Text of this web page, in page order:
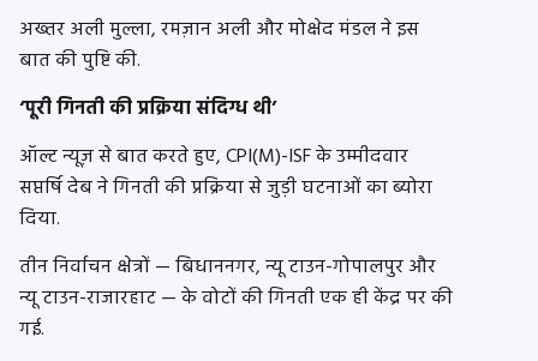
अख्तर अली मुल्ला, रमज़ान अली और मोक्षेद मंडल ने इस
बात की पुष्टि की.
‘पूरी गिनती की प्रक्रिया संदिग्ध थी’
ऑल्ट न्यूज़ से बात करते हुए, CPI(M)-ISF के उम्मीदवार
सप्तर्षि देब ने गिनती की प्रक्रिया से जुड़ी घटनाओं का ब्योरा
दिया.
तीन निर्वाचन क्षेत्रों — बिधाननगर, न्यू टाउन-गोपालपुर और
न्यू टाउन-राजारहाट — के वोटों की गिनती एक ही केंद्र पर की
गई.